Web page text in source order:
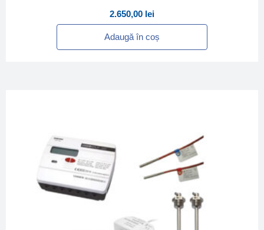
2.650,00 lei
Adaugă în coș